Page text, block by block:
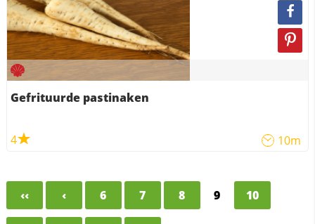
Gefrituurde pastinaken
4 10m
‹‹ ‹ 6 7 8 9 10